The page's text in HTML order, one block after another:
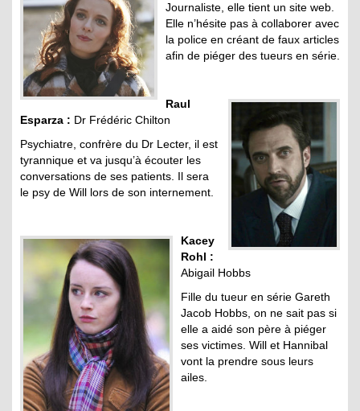
Journaliste, elle tient un site web.
Elle n’hésite pas à collaborer avec
la police en créant de faux articles
afin de piéger des tueurs en série.
Raul
Esparza : Dr Frédéric Chilton
Psychiatre, confrère du Dr Lecter, il est
tyrannique et va jusqu’à écouter les
conversations de ses patients. Il sera
le psy de Will lors de son internement.
Kacey
Rohl :
Abigail Hobbs
Fille du tueur en série Gareth
Jacob Hobbs, on ne sait pas si
elle a aidé son père à piéger
ses victimes. Will et Hannibal
vont la prendre sous leurs
ailes.